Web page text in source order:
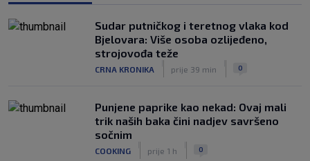
SK 7. kol.
VIDEO / Počela nam je ‘Cvajta’! Brekalo
solidan u gostujućoj pobjedi Herthe
kod Bochuma
Sudar putničkog i teretnog vlaka kod
Bjelovara: Više osoba ozlijeđeno,
strojovođa teže
CRNA KRONIKA prije 39 min 0
Punjene paprike kao nekad: Ovaj mali
trik naših baka čini nadjev savršeno
sočnim
COOKING prije 1 h 0